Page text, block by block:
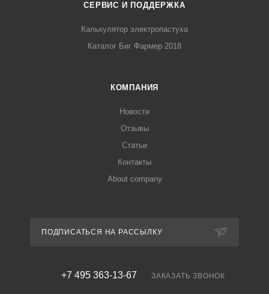
СЕРВИС И ПОДДЕРЖКА
Калькулятор электропастуха
Каталог Биг Фармер 2018
КОМПАНИЯ
Новости
Отзывы
Статьи
Контакты
About company
ПОДПИСАТЬСЯ НА РАССЫЛКУ
+7 495 363-13-67 ЗАКАЗАТЬ ЗВОНОК